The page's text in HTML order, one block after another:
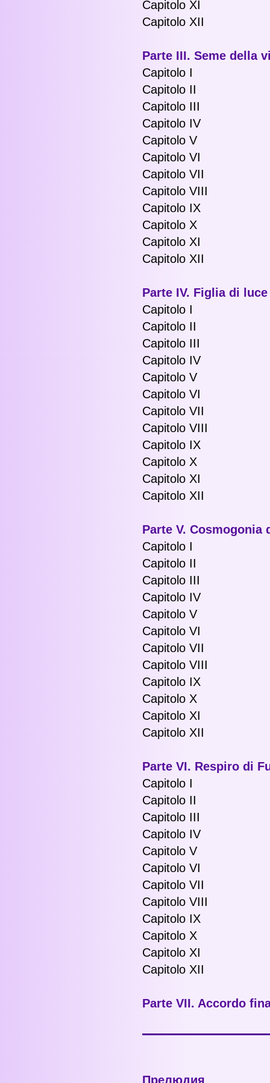
Capitolo XI
Capitolo XII
Parte III. Seme della
Capitolo I
Capitolo II
Capitolo III
Capitolo IV
Capitolo V
Capitolo VI
Capitolo VII
Capitolo VIII
Capitolo IX
Capitolo X
Capitolo XI
Capitolo XII
Parte IV. Figlia di luce
Capitolo I
Capitolo II
Capitolo III
Capitolo IV
Capitolo V
Capitolo VI
Capitolo VII
Capitolo VIII
Capitolo IX
Capitolo X
Capitolo XI
Capitolo XII
Parte V. Cosmogonia
Capitolo I
Capitolo II
Capitolo III
Capitolo IV
Capitolo V
Capitolo VI
Capitolo VII
Capitolo VIII
Capitolo IX
Capitolo X
Capitolo XI
Capitolo XII
Parte VI. Respiro di
Capitolo I
Capitolo II
Capitolo III
Capitolo IV
Capitolo V
Capitolo VI
Capitolo VII
Capitolo VIII
Capitolo IX
Capitolo X
Capitolo XI
Capitolo XII
Parte VII. Accordo
Прелюдия